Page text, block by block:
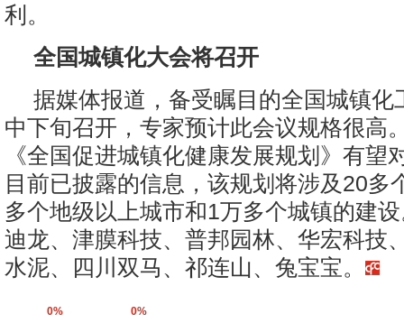
利。
全国城镇化大会将召开
据媒体报道，备受瞩目的全国城镇化
中下旬召开，专家预计此会议规格很高
《全国促进城镇化健康发展规划》有望
目前已披露的信息，该规划将涉及20多
多个地级以上城市和1万多个城镇的建
迪龙、津膜科技、普邦园林、华宏科技
水泥、四川双马、祁连山、兔宝宝。
0% 0%